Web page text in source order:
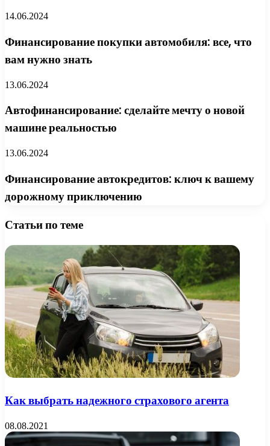
14.06.2024
Финансирование покупки автомобиля: все, что
вам нужно знать
13.06.2024
Автофинансирование: сделайте мечту о новой
машине реальностью
13.06.2024
Финансирование автокредитов: ключ к вашему
дорожному приключению
Статьи по теме
Как выбрать надежного страхового агента
08.08.2021